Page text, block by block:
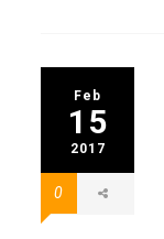
Feb
15
2017
0